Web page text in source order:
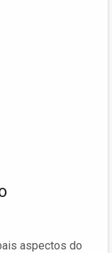
aspectos do